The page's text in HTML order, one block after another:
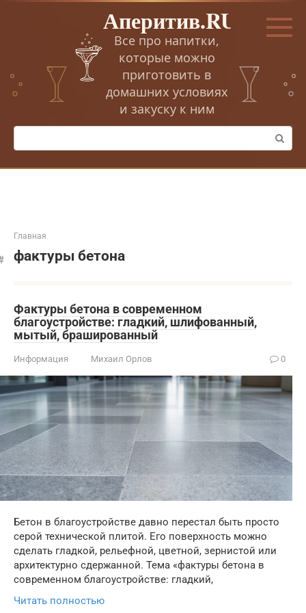
Перейти
Аперитив.RU
Все про напитки,
которые можно
приготовить в
домашних условиях
и закуску к ним
Поиск:
Главная
фактуры бетона
Фактуры бетона в современном
благоустройстве: гладкий, шлифованный,
мытый, брашированный
Информация Михаил Орлов 0
Бетон в благоустройстве давно перестал быть просто
серой технической плитой. Его поверхность можно
сделать гладкой, рельефной, цветной, зернистой или
архитектурно сдержанной. Тема «фактуры бетона в
современном благоустройстве: гладкий,
Читать полностью